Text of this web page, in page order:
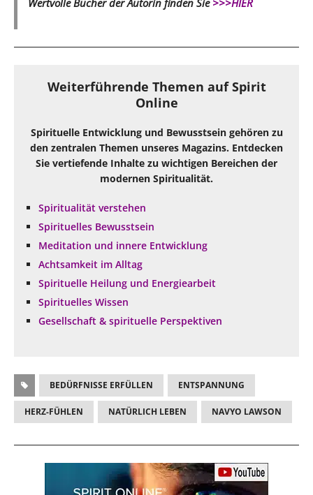
Weiterführende Themen auf Spirit
Online
Spirituelle Entwicklung und Bewusstsein gehören zu
den zentralen Themen unseres Magazins. Entdecken
Sie vertiefende Inhalte zu wichtigen Bereichen der
modernen Spiritualität.
Spiritualität verstehen
Spirituelles Bewusstsein
Meditation und innere Entwicklung
Achtsamkeit im Alltag
Spirituelle Heilung und Energiearbeit
Spirituelles Wissen
Gesellschaft & spirituelle Perspektiven
BEDÜRFNISSE ERFÜLLEN ENTSPANNUNG
HERZ-FÜHLEN NATÜRLICH LEBEN NAVYO LAWSON